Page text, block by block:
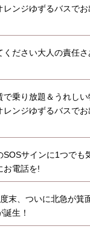
レンジゆずるバスでお
ください大人の責任
で乗り放題＆うれしい
レンジゆずるバスでお
SOSサインに1つでも
お電話を!
末、ついに北急が箕
生！